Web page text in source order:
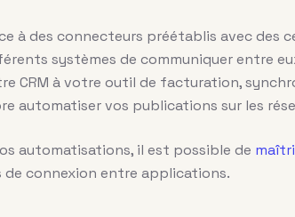
des connecteurs préétablis avec des
systèmes de communiquer entre
CRM à votre outil de facturation,
automatiser vos publications sur les
automatisations, il est possible de
de connexion entre applications.